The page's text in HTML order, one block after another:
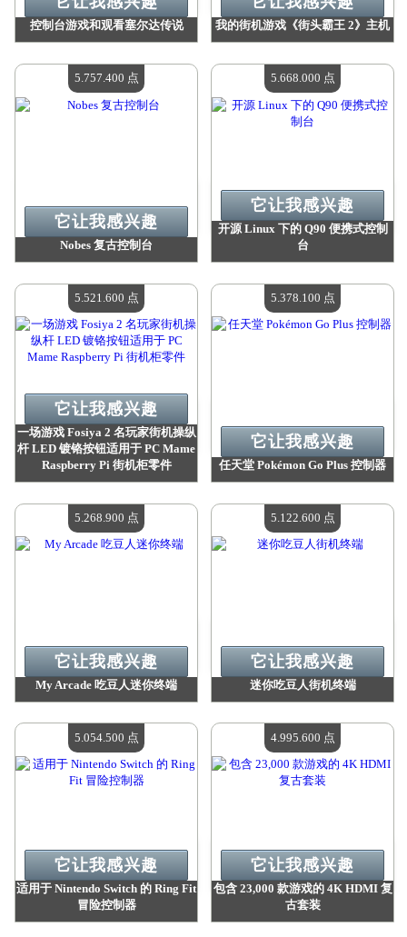
控制台游戏和观看塞尔达传说
现有数量：4
我的街机游戏《街头霸王 2》主机
现有数量：4
Nobes 复古控制台
现有数量：4
它让我感兴趣
5.757.400 点
开源 Linux 下的 Q90 便携式控制
台
现有数量：4
它让我感兴趣
5.668.000 点
一场游戏 Fosiya 2 名玩家街机操纵
杆 LED 镀铬按钮适用于 PC Mame
Raspberry Pi 街机柜零件
现有数量：4
它让我感兴趣
5.521.600 点
任天堂 Pokémon Go Plus 控制器
现有数量：4
它让我感兴趣
5.378.100 点
My Arcade 吃豆人迷你终端
现有数量：4
它让我感兴趣
5.268.900 点
迷你吃豆人街机终端
现有数量：4
它让我感兴趣
5.122.600 点
适用于 Nintendo Switch 的 Ring Fit
冒险控制器
它让我感兴趣
5.054.500 点
包含 23,000 款游戏的 4K HDMI 复
古套装
它让我感兴趣
4.995.600 点